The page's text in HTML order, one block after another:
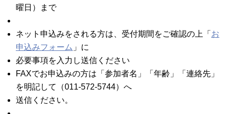
曜日）まで
ネット申込みをされる方は、受付期間をご確認の上「 お
申込みフォーム 」に
必要事項を入力し送信ください
FAXでお申込みの方は「参加者名」「年齢」「連絡先」
を明記して（011-572-5744）へ
送信ください。